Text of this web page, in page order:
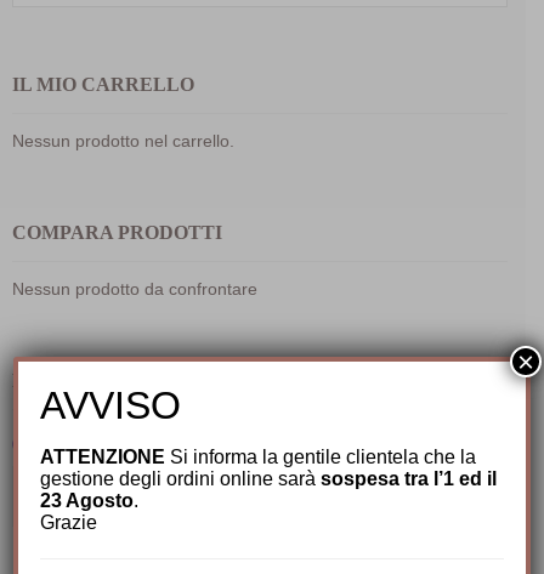
IL MIO CARRELLO
Nessun prodotto nel carrello.
COMPARA PRODOTTI
Nessun prodotto da confrontare
FILTRA PER PREZZO
AVVISO
ATTENZIONE Si informa la gentile clientela che la
gestione degli ordini online saràsospesa tra l’1 ed il
23 Agosto.
Grazie
×